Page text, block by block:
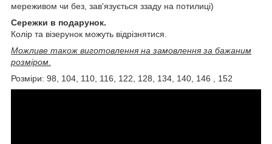
мереживом чи без, зав'язується ззаду на потилиці)
Сережки в подарунок.
Колір та візерунок можуть відрізнятися.
Можливе також виготовлення на замовлення за бажаним
розміром.
Розміри: 98, 104, 110, 116, 122, 128, 134, 140, 146 , 152